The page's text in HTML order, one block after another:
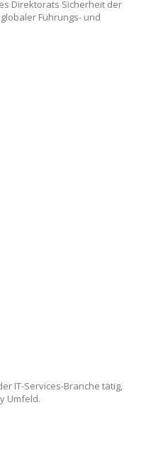
Direktorats Sicherheit der
Führungs- und
IT-Services-Branche tätig,
Umfeld.